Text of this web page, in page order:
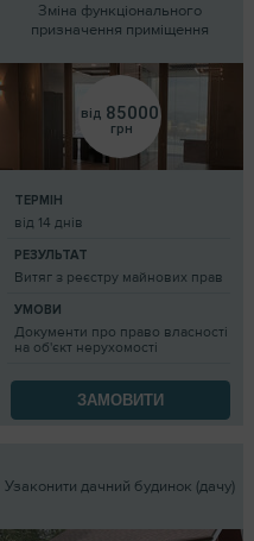
Зміна функціонального
призначення приміщення
від 85000
грн
ТЕРМІН
від 14 днів
РЕЗУЛЬТАТ
Витяг з реєстру майнових прав
УМОВИ
Документи про право власності
на об'єкт нерухомості
ЗАМОВИТИ
Узаконити дачний будинок (дачу)